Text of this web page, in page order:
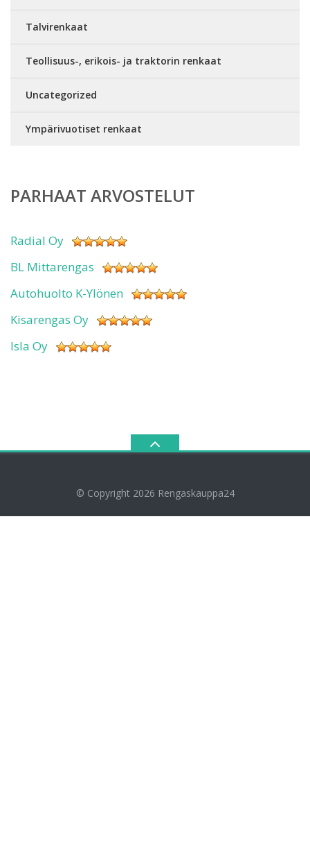
Talvirenkaat
Teollisuus-, erikois- ja traktorin renkaat
Uncategorized
Ympärivuotiset renkaat
PARHAAT ARVOSTELUT
Radial Oy
BL Mittarengas
Autohuolto K-Ylönen
Kisarengas Oy
Isla Oy
© Copyright 2026 Rengaskauppa24